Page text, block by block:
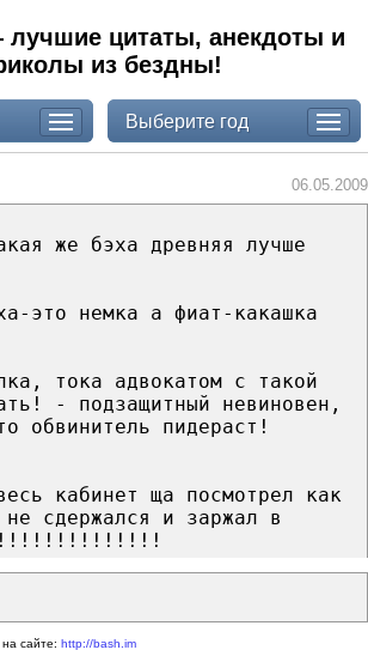
лучшие цитаты, анекдоты и
из бездны!
Выберите год
06.05.2009
же бэха древняя лучше
это немка а фиат-какашка
тока адвокатом с такой
- подзащитный невиновен,
обвинитель пидераст!
кабинет ща посмотрел как
сдержался и заржал в
сайте: http://bash.im